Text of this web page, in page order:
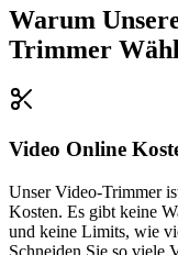
Warum
Trimmer
Video Online
Unser Video-Trimmer
Kosten. Es gibt keine
und keine Limits, wie
Schneiden Sie so viele